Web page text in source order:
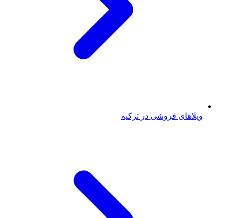
ویلاهای فروشی در ترکیه